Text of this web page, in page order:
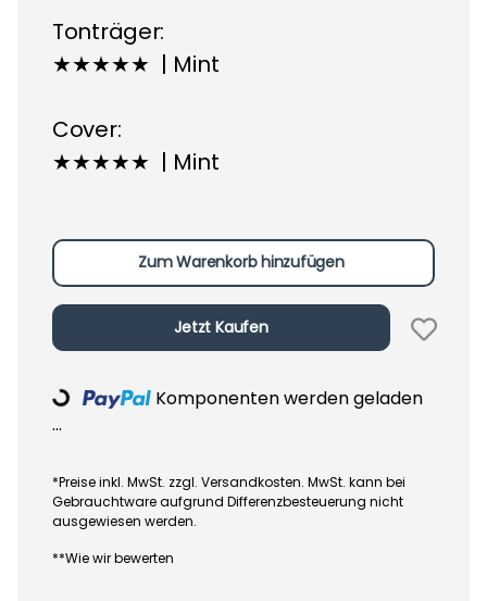
Tonträger:
★★★★★ | Mint
Cover:
★★★★★ | Mint
Zum Warenkorb hinzufügen
Jetzt Kaufen
Loading...
Komponenten werden geladen
...
*Preise inkl. MwSt. zzgl. Versandkosten. MwSt. kann bei
Gebrauchtware aufgrund Differenzbesteuerung nicht
ausgewiesen werden.
**Wie wir bewerten